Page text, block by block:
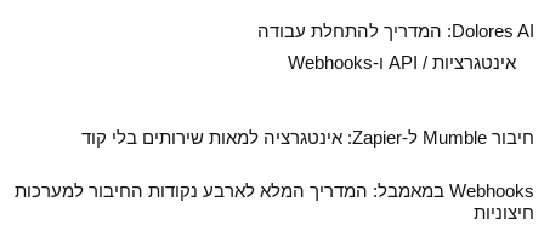
Dolores AI: המדריך להתחלת עבודה
אינטגרציות / API ו-Webhooks
חיבור Mumble ל‑Zapier: אינטגרציה למאות שירותים בלי קוד
Webhooks במאמבל: המדריך המלא לארבע נקודות החיבור למערכות
חיצוניות